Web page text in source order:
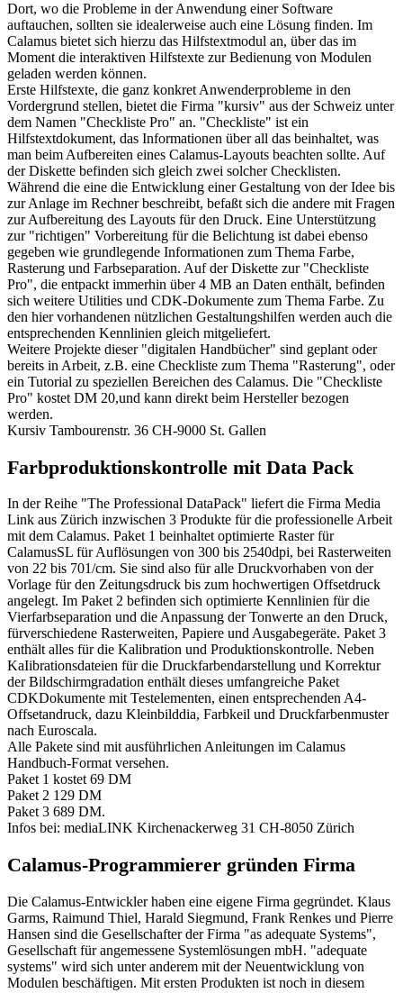
Dort, wo die Probleme in der Anwendung einer Software
auftauchen, sollten sie idealerweise auch eine Lösung finden. Im
Calamus bietet sich hierzu das Hilfstextmodul an, über das im
Moment die interaktiven Hilfstexte zur Bedienung von Modulen
geladen werden können.
Erste Hilfstexte, die ganz konkret Anwenderprobleme in den
Vordergrund stellen, bietet die Firma "kursiv" aus der Schweiz unter
dem Namen "Checkliste Pro" an. "Checkliste" ist ein
Hilfstextdokument, das Informationen über all das beinhaltet, was
man beim Aufbereiten eines Calamus-Layouts beachten sollte. Auf
der Diskette befinden sich gleich zwei solcher Checklisten.
Während die eine die Entwicklung einer Gestaltung von der Idee bis
zur Anlage im Rechner beschreibt, befaßt sich die andere mit Fragen
zur Aufbereitung des Layouts für den Druck. Eine Unterstützung
zur "richtigen" Vorbereitung für die Belichtung ist dabei ebenso
gegeben wie grundlegende Informationen zum Thema Farbe,
Rasterung und Farbseparation. Auf der Diskette zur "Checkliste
Pro", die entpackt immerhin über 4 MB an Daten enthält, befinden
sich weitere Utilities und CDK-Dokumente zum Thema Farbe. Zu
den hier vorhandenen nützlichen Gestaltungshilfen werden auch die
entsprechenden Kennlinien gleich mitgeliefert.
Weitere Projekte dieser "digitalen Handbücher" sind geplant oder
bereits in Arbeit, z.B. eine Checkliste zum Thema "Rasterung", oder
ein Tutorial zu speziellen Bereichen des Calamus. Die "Checkliste
Pro" kostet DM 20,und kann direkt beim Hersteller bezogen
werden.
Kursiv Tambourenstr. 36 CH-9000 St. Gallen
Farbproduktionskontrolle mit Data Pack
In der Reihe "The Professional DataPack" liefert die Firma Media
Link aus Zürich inzwischen 3 Produkte für die professionelle Arbeit
mit dem Calamus. Paket 1 beinhaltet optimierte Raster für
CalamusSL für Auflösungen von 300 bis 2540dpi, bei Rasterweiten
von 22 bis 701/cm. Sie sind also für alle Druckvorhaben von der
Vorlage für den Zeitungsdruck bis zum hochwertigen Offsetdruck
angelegt. Im Paket 2 befinden sich optimierte Kennlinien für die
Vierfarbseparation und die Anpassung der Tonwerte an den Druck,
fürverschiedene Rasterweiten, Papiere und Ausgabegeräte. Paket 3
enthält alles für die Kalibration und Produktionskontrolle. Neben
KaIibrationsdateien für die Druckfarbendarstellung und Korrektur
der Bildschirmgradation enthält dieses umfangreiche Paket
CDKDokumente mit Testelementen, einen entsprechenden A4-
Offsetandruck, dazu Kleinbilddia, Farbkeil und Druckfarbenmuster
nach Euroscala.
Alle Pakete sind mit ausführlichen Anleitungen im Calamus
Handbuch-Format versehen.
Paket 1 kostet 69 DM
Paket 2 129 DM
Paket 3 689 DM.
Infos bei: mediaLINK Kirchenackerweg 31 CH-8050 Zürich
Calamus-Programmierer gründen Firma
Die Calamus-Entwickler haben eine eigene Firma gegründet. Klaus
Garms, Raimund Thiel, Harald Siegmund, Frank Renkes und Pierre
Hansen sind die Gesellschafter der Firma "as adequate Systems",
Gesellschaft für angemessene Systemlösungen mbH. "adequate
systems" wird sich unter anderem mit der Neuentwicklung von
Modulen beschäftigen. Mit ersten Produkten ist noch in diesem